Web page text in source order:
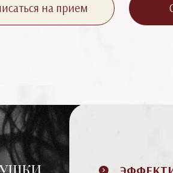
Лазерная Эпиляция →
на прием